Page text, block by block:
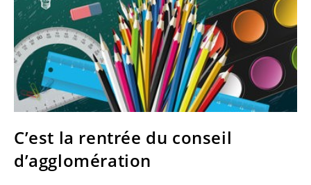
C’est la rentrée du conseil
d’agglomération